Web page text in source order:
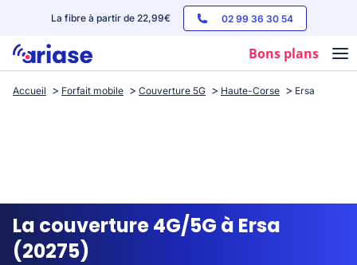
La fibre à partir de 22,99€ 02 99 36 30 54
Bons plans
Box internet
Streaming
Accueil Forfait mobile Couverture 5G Haute-Corse Ersa
La couverture 4G/5G à Ersa
(20275)